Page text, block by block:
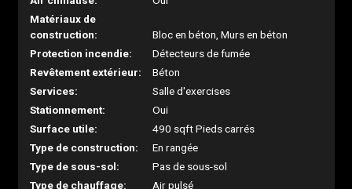
Matériaux de
construction:
Bloc en béton, Murs en béton
Protection incendie:
Détecteurs de fumée
Revêtement extérieur:
Béton
Services:
Salle d'exercises
Stationnement:
Oui
Surface utile:
490 sqft Pieds carrés
Type de construction:
En rangée
Type de sous-sol:
Pas de sous-sol
Type de chauffage:
Air pulsé